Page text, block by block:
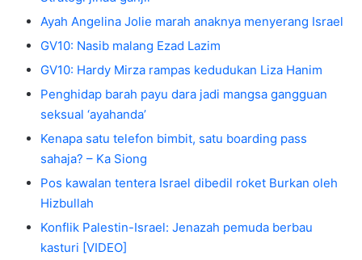
Ayah Angelina Jolie marah anaknya menyerang Israel
GV10: Nasib malang Ezad Lazim
GV10: Hardy Mirza rampas kedudukan Liza Hanim
Penghidap barah payu dara jadi mangsa gangguan
seksual ‘ayahanda’
Kenapa satu telefon bimbit, satu boarding pass
sahaja? – Ka Siong
Pos kawalan tentera Israel dibedil roket Burkan oleh
Hizbullah
Konflik Palestin-Israel: Jenazah pemuda berbau
kasturi [VIDEO]